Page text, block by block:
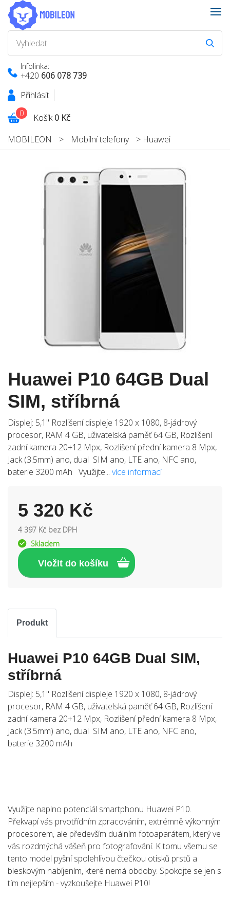
Infolinka:
+420 606 078 739
Přihlásit
Košík0 Kč
0
MOBILEON > Mobilní telefony > Huawei
Huawei P10 64GB Dual
SIM, stříbrná
Displej: 5,1" Rozlišení displeje 1920 x 1080, 8-jádrový
procesor, RAM 4 GB, uživatelská paměť 64 GB, Rozlišení
zadní kamera 20+12 Mpx, Rozlišení přední kamera 8 Mpx,
Jack (3.5mm) ano, dual SIM ano, LTE ano, NFC ano,
baterie 3200 mAh Využijte... více informací
5 320 Kč
4 397 Kč bez DPH
Skladem
Produkt
Huawei P10 64GB Dual SIM,
stříbrná
Displej: 5,1" Rozlišení displeje 1920 x 1080, 8-jádrový
procesor, RAM 4 GB, uživatelská paměť 64 GB, Rozlišení
zadní kamera 20+12 Mpx, Rozlišení přední kamera 8 Mpx,
Jack (3.5mm) ano, dual SIM ano, LTE ano, NFC ano,
baterie 3200 mAh
Využijte naplno potenciál smartphonu Huawei P10.
Překvapí vás prvotřídním zpracováním, extrémně výkonným
procesorem, ale především duálním fotoaparátem, který ve
vás rozdmýchá vášeň pro fotografování. K tomu všemu se
tento model pyšní spolehlivou čtečkou otisků prstů a
bleskovým nabíjením, které nemá obdoby. Spokojte se jen s
tím nejlepším - vyzkoušejte Huawei P10!